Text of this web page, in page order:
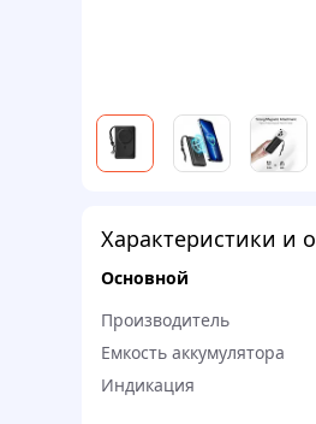
Характеристики и
Основной
Производитель
Емкость аккумулятора
Индикация